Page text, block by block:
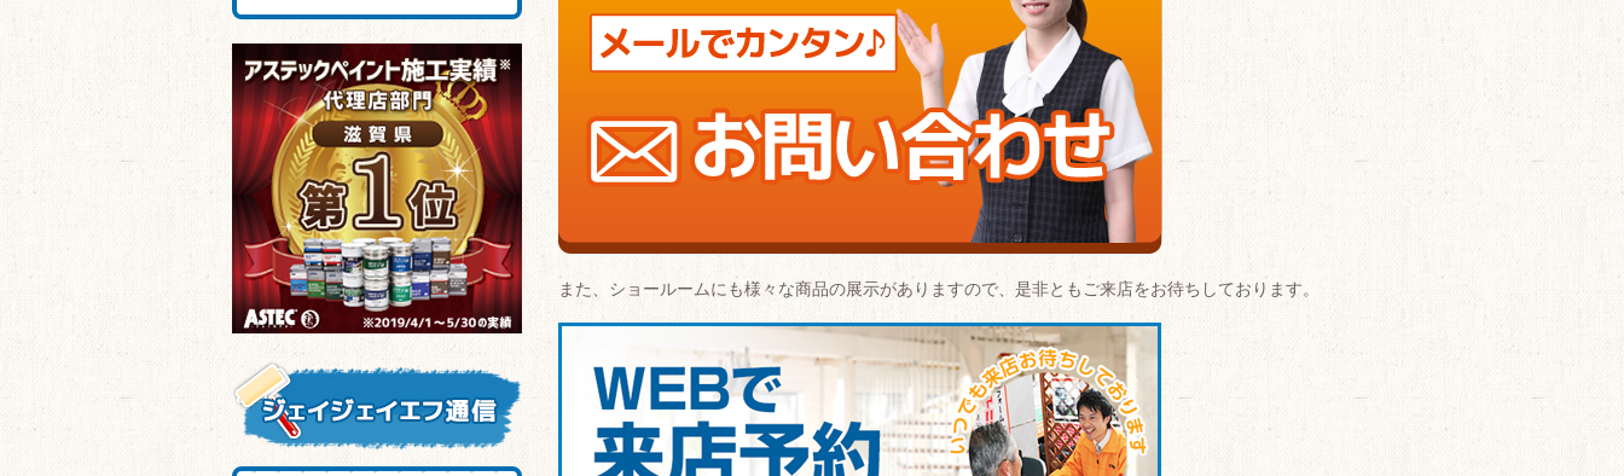
また、ショールームにも様々な商品の展示がありますので、是非ともご来店をお待ちしております。